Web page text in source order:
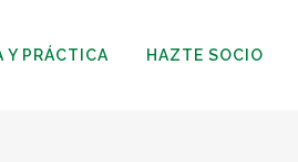
Y PRÁCTICA HAZTE SOCIO